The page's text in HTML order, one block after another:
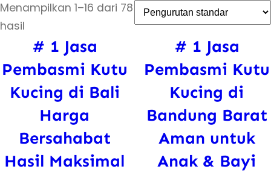
Menampilkan 1–16 dari 78
hasil
# 1 Jasa
Pembasmi Kutu
Kucing di Bali
Harga
Bersahabat
Hasil Maksimal
# 1 Jasa
Pembasmi Kutu
Kucing di
Bandung Barat
Aman untuk
Anak & Bayi